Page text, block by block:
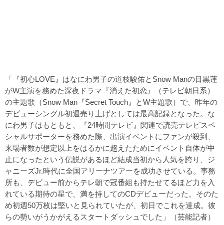
「『初心LOVE』はなにわ男子の道枝駿佑とSnow Manの目黒蓮
がW主演を務めた深夜ドラマ『消えた初恋』（テレビ朝日系）
の主題歌（Snow Man『Secret Touch』とW主題歌）で、昨年の
デビューシングル初週売り上げとしては最高記録となった。な
にわ男子はもともと、『24時間テレビ』関連で読売テレビスペ
シャルサポーターを務めた際、出演イベントにファンが殺到、
来場者数が想定以上をはるかに超えたためにイベント自体が中
止になったという伝説があるほど結成当初から人気を誇り、ジ
ャニーズJr.時代に全国アリーナツアーを成功させている。事務
所も、デビュー前からテレ朝で冠番組も持たせてるほど力を入
れている期待の星で、満を持してのCDデビューだった。そのた
め初週50万枚は堅いと見られていたが、初日でこれを達成。彼
らの勢いがうかがえるスタートダッシュでした」（芸能記者）